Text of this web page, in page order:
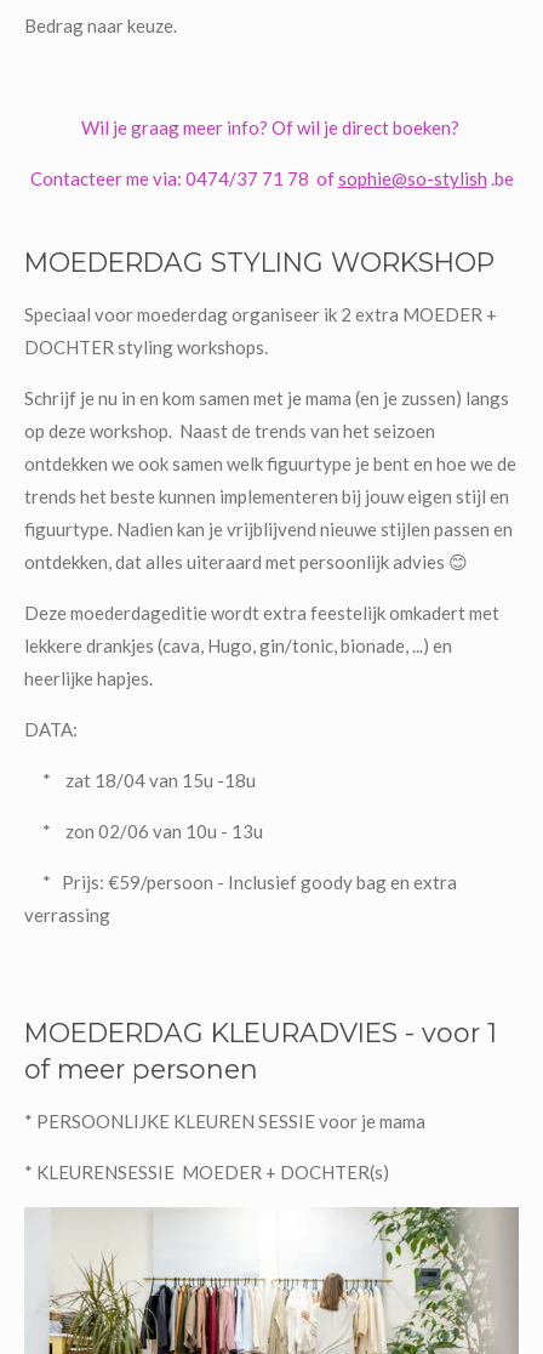
Bedrag naar keuze.
Wil je graag meer info? Of wil je direct boeken?
Contacteer me via: 0474/37 71 78 ofsophie@so-stylish .be
MOEDERDAG STYLING WORKSHOP
Speciaal voor moederdag organiseer ik 2 extra MOEDER +
DOCHTER styling workshops.
Schrijf je nu in en kom samen met je mama (en je zussen) langs
op deze workshop. Naast de trends van het seizoen
ontdekken we ook samen welk figuurtype je bent en hoe we de
trends het beste kunnen implementeren bij jouw eigen stijl en
figuurtype. Nadien kan je vrijblijvend nieuwe stijlen passen en
ontdekken, dat alles uiteraard met persoonlijk advies 😊
Deze moederdageditie wordt extra feestelijk omkadert met
lekkere drankjes (cava, Hugo, gin/tonic, bionade, ...) en
heerlijke hapjes.
DATA:
* zat 18/04 van 15u -18u
* zon 02/06 van 10u - 13u
* Prijs: €59/persoon - Inclusief goody bag en extra
verrassing
MOEDERDAG KLEURADVIES - voor 1
of meer personen
* PERSOONLIJKE KLEUREN SESSIE voor je mama
* KLEURENSESSIE MOEDER + DOCHTER(s)